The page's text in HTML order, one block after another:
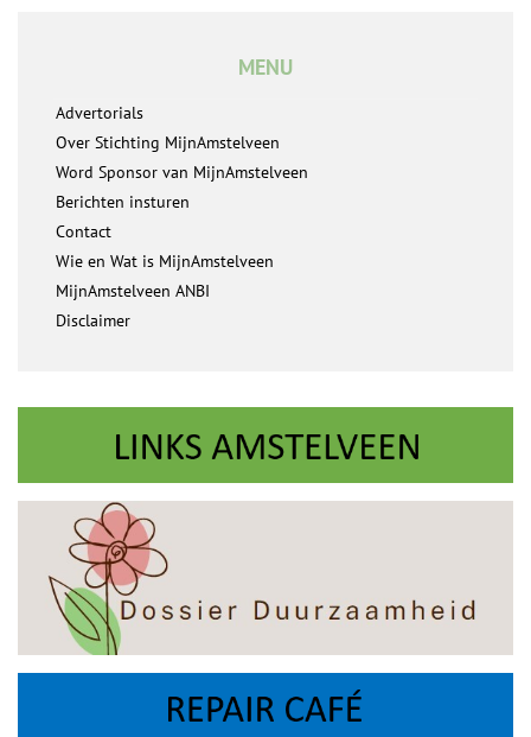
MENU
Advertorials
Over Stichting MijnAmstelveen
Word Sponsor van MijnAmstelveen
Berichten insturen
Contact
Wie en Wat is MijnAmstelveen
MijnAmstelveen ANBI
Disclaimer